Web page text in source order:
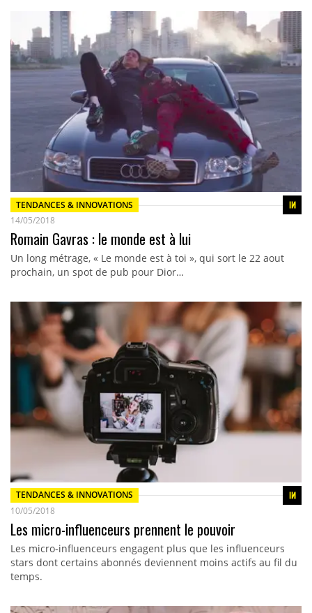
TENDANCES & INNOVATIONS
14/05/2018
Romain Gavras : le monde est à lui
Un long métrage, « Le monde est à toi », qui sort le 22 aout
prochain, un spot de pub pour Dior…
TENDANCES & INNOVATIONS
10/05/2018
Les micro-influenceurs prennent le pouvoir
Les micro-influenceurs engagent plus que les influenceurs
stars dont certains abonnés deviennent moins actifs au fil du
temps.